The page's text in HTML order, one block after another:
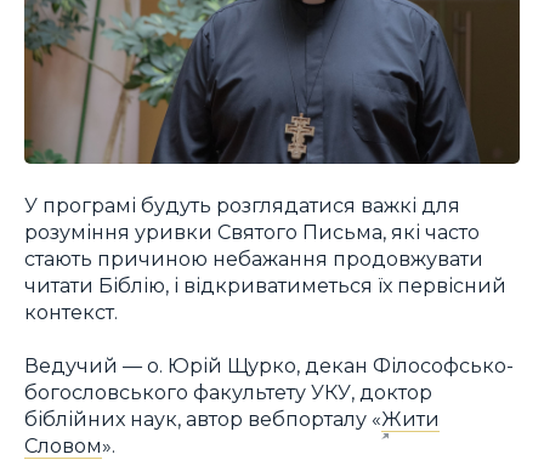
У програмі будуть розглядатися важкі для
розуміння уривки Святого Письма, які часто
стають причиною небажання продовжувати
читати Біблію, і відкриватиметься їх первісний
контекст.
Ведучий — о. Юрій Щурко, декан Філософсько-
богословського факультету УКУ, доктор
біблійних наук, автор вебпорталу «Жити
Словом».